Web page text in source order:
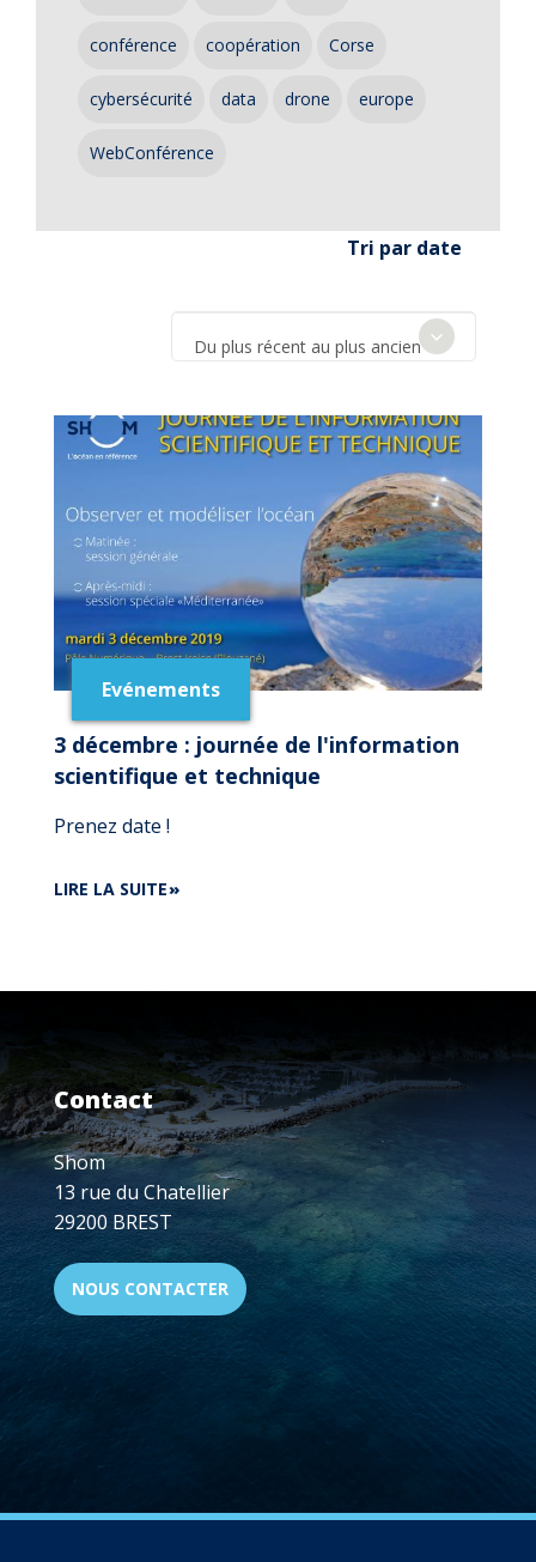
conférence coopération Corse
cybersécurité data drone europe
WebConférence
Tri par date
Du plus récent au plus ancien
Evénements
3 décembre : journée de l'information
scientifique et technique
Prenez date !
LIRE LA SUITEDE
SCIENTIFIQUE
ET
TECHNIQUE
Contact
Shom
13 rue du Chatellier
29200 BREST
NOUS CONTACTER